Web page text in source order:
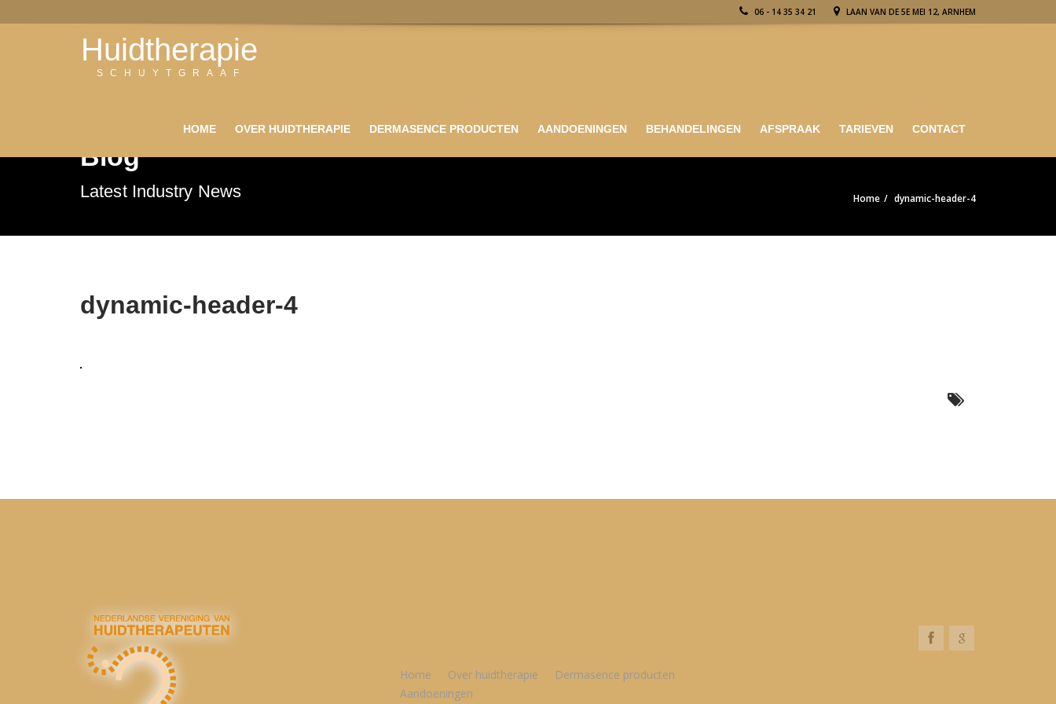
06 - 14 35 34 21 LAAN VAN DE 5E MEI 12, ARNHEM
Huidtherapie
SCHUYTGRAAF
HOME OVER HUIDTHERAPIE DERMASENCE PRODUCTEN AANDOENINGEN BEHANDELINGEN AFSPRAAK TARIEVEN CONTACT
Blog
Latest Industry News Home dynamic-header-4
dynamic-header-4
Home Over huidtherapie
Dermasence producten
Aandoeningen